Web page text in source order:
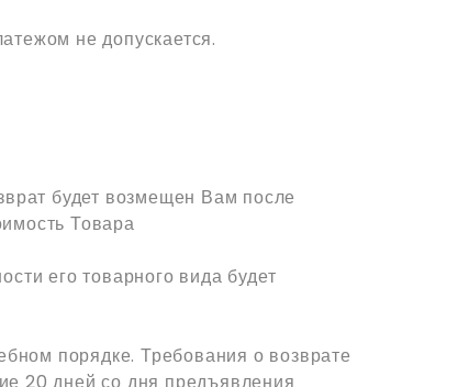
не допускается.
будет возмещен Вам после
Товара
его товарного вида будет
порядке. Требования о возврате